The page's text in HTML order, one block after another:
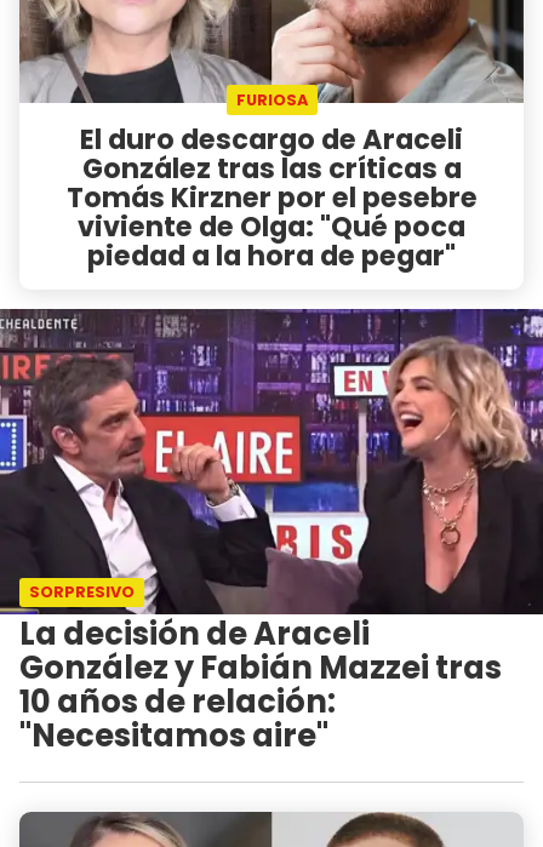
FURIOSA
El duro descargo de Araceli
González tras las críticas a
Tomás Kirzner por el pesebre
viviente de Olga: "Qué poca
piedad a la hora de pegar"
SORPRESIVO
La decisión de Araceli
González y Fabián Mazzei tras
10 años de relación:
"Necesitamos aire"